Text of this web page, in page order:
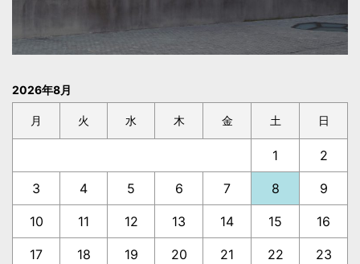
2026年8月
月 火 水 木 金 土 日
1 2
3 4 5 6 7 8 9
10 11 12 13 14 15 16
17 18 19 20 21 22 23